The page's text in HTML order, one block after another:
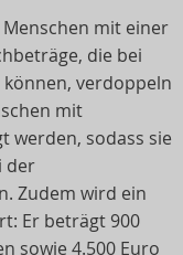
mit einer
die bei
verdoppeln
mit
werden, sodass sie
der
Zudem wird ein
Er beträgt 900
sowie 4.500 Euro